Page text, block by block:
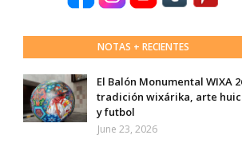
NOTAS + RECIENTES
El Balón Monumental WIXA
tradición wixárika, arte
y futbol
June 23, 2026